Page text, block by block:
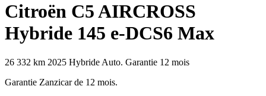
Citroën C5 AIRCROSS
Hybride 145 e-DCS6 Max
26 332 km 2025 Hybride Auto. Garantie 12 mois
Garantie Zanzicar de 12 mois.